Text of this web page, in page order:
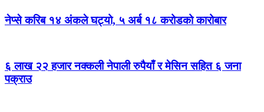
नेप्से करिब १४ अंकले घट्यो, ५ अर्ब १८ करोडको कारोबार
६ लाख २२ हजार नक्कली नेपाली रुपैयाँ र मेसिन सहित ६ जना
पक्राउ